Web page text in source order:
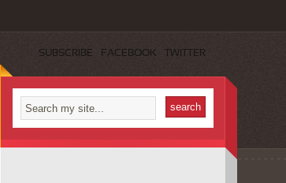
SUBSCRIBE FACEBOOK TWITTER